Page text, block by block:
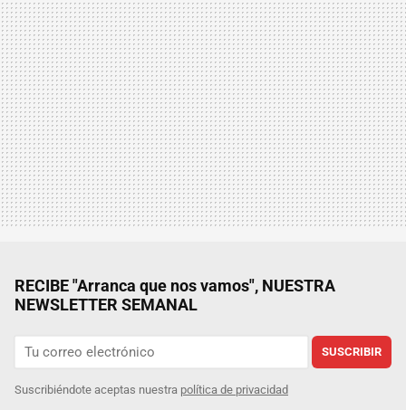
RECIBE "Arranca que nos vamos", NUESTRA
NEWSLETTER SEMANAL
SUSCRIBIR
Suscribiéndote aceptas nuestra política de privacidad